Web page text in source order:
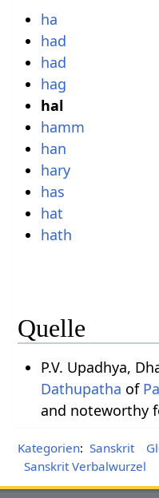
ha
had
had
hag
hal
hamm
han
hary
has
hat
hath
Quelle
P.V. Upadhya,
Dathupatha of
and noteworthy
Kategorien: Sanskrit
Sanskrit Verbalwurzel